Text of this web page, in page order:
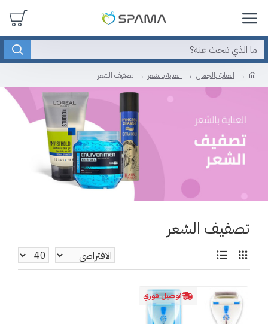
العناية بالجمال العناية بالشعر تصفيف الشعر
تصفيف الشعر
توصيل فوري